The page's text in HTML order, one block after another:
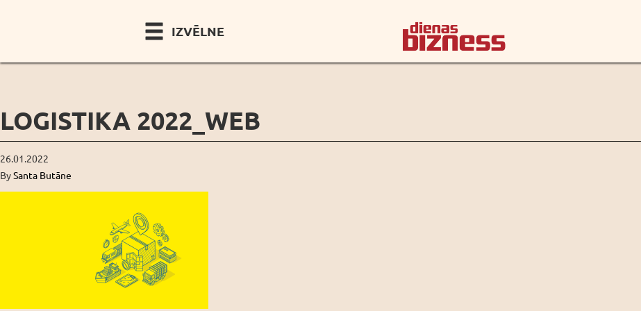
IZVĒLNE
LOGISTIKA 2022_WEB
26.01.2022
BySanta Butāne